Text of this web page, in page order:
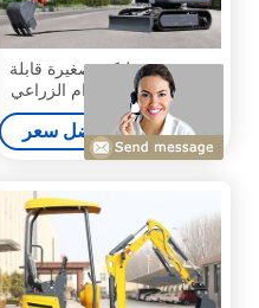
حفرة هيدروليكية صغيرة قابلة
للتخصيص للاستخدام الزراعي
1.2 طن سهلة التشغيل
احصل على افضل سعر